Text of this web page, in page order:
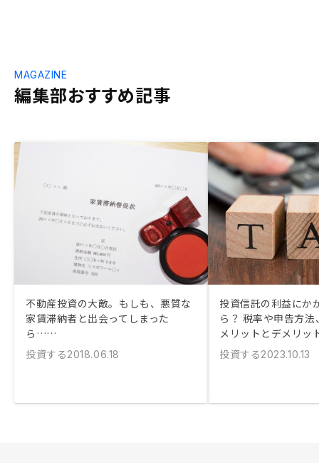
編集部おすすめ記事
MAGAZINE
不動産投資の大敵。もしも、悪質な
家賃滞納者と出会ってしまった
ら……
投資する2018.06.18
投資信託の利益にか
ら？ 税率や申告方
メリットとデメリッ
投資する2023.10.13